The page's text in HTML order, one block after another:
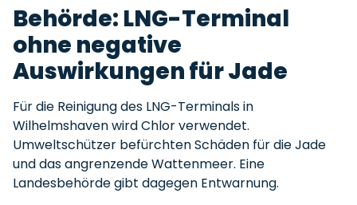
Behörde: LNG-Terminal
ohne negative
Auswirkungen für Jade
Für die Reinigung des LNG-Terminals in
Wilhelmshaven wird Chlor verwendet.
Umweltschützer befürchten Schäden für die Jade
und das angrenzende Wattenmeer. Eine
Landesbehörde gibt dagegen Entwarnung.